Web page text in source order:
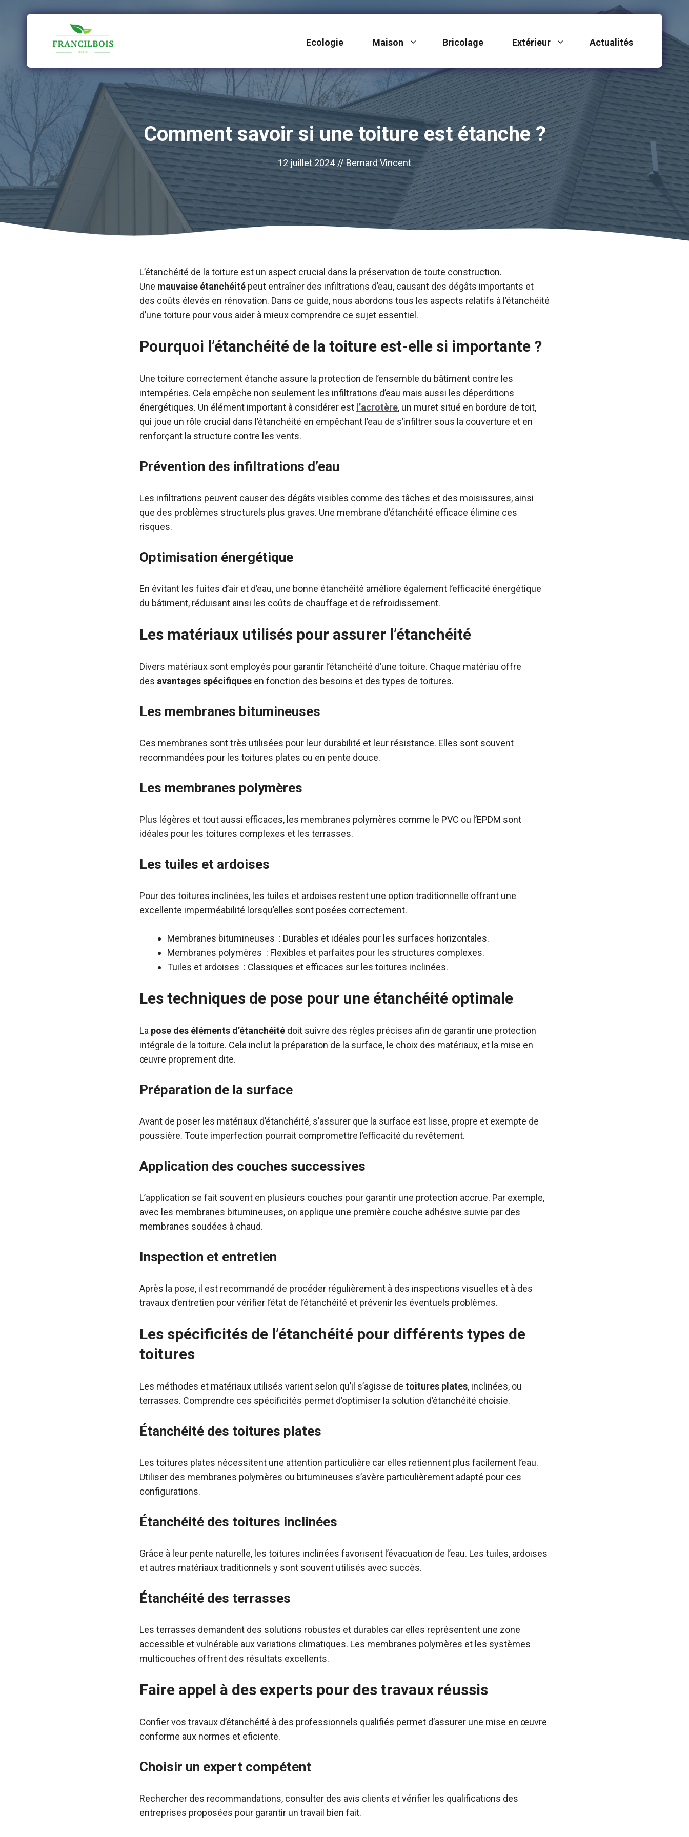
Ecologie Maison Bricolage Extérieur Actualités
Comment savoir si une toiture est étanche ?
12 juillet 2024 // Bernard Vincent
L’étanchéité de la toiture est un aspect crucial dans la préservation de toute construction.
Une mauvaise étanchéité peut entraîner des infiltrations d’eau, causant des dégâts importants et
des coûts élevés en rénovation. Dans ce guide, nous abordons tous les aspects relatifs à l’étanchéité
d’une toiture pour vous aider à mieux comprendre ce sujet essentiel.
Pourquoi l’étanchéité de la toiture est-elle si importante ?
Une toiture correctement étanche assure la protection de l’ensemble du bâtiment contre les
intempéries. Cela empêche non seulement les infiltrations d’eau mais aussi les déperditions
énergétiques. Un élément important à considérer est l’acrotère, un muret situé en bordure de toit,
qui joue un rôle crucial dans l’étanchéité en empêchant l’eau de s’infiltrer sous la couverture et en
renforçant la structure contre les vents.
Prévention des infiltrations d’eau
Les infiltrations peuvent causer des dégâts visibles comme des tâches et des moisissures, ainsi
que des problèmes structurels plus graves. Une membrane d’étanchéité efficace élimine ces
risques.
Optimisation énergétique
En évitant les fuites d’air et d’eau, une bonne étanchéité améliore également l’efficacité énergétique
du bâtiment, réduisant ainsi les coûts de chauffage et de refroidissement.
Les matériaux utilisés pour assurer l’étanchéité
Divers matériaux sont employés pour garantir l’étanchéité d’une toiture. Chaque matériau offre
des avantages spécifiques en fonction des besoins et des types de toitures.
Les membranes bitumineuses
Ces membranes sont très utilisées pour leur durabilité et leur résistance. Elles sont souvent
recommandées pour les toitures plates ou en pente douce.
Les membranes polymères
Plus légères et tout aussi efficaces, les membranes polymères comme le PVC ou l’EPDM sont
idéales pour les toitures complexes et les terrasses.
Les tuiles et ardoises
Pour des toitures inclinées, les tuiles et ardoises restent une option traditionnelle offrant une
excellente imperméabilité lorsqu’elles sont posées correctement.
Membranes bitumineuses : Durables et idéales pour les surfaces horizontales.
Membranes polymères : Flexibles et parfaites pour les structures complexes.
Tuiles et ardoises : Classiques et efficaces sur les toitures inclinées.
Les techniques de pose pour une étanchéité optimale
La pose des éléments d’étanchéité doit suivre des règles précises afin de garantir une protection
intégrale de la toiture. Cela inclut la préparation de la surface, le choix des matériaux, et la mise en
œuvre proprement dite.
Préparation de la surface
Avant de poser les matériaux d’étanchéité, s’assurer que la surface est lisse, propre et exempte de
poussière. Toute imperfection pourrait compromettre l’efficacité du revêtement.
Application des couches successives
L’application se fait souvent en plusieurs couches pour garantir une protection accrue. Par exemple,
avec les membranes bitumineuses, on applique une première couche adhésive suivie par des
membranes soudées à chaud.
Inspection et entretien
Après la pose, il est recommandé de procéder régulièrement à des inspections visuelles et à des
travaux d’entretien pour vérifier l’état de l’étanchéité et prévenir les éventuels problèmes.
Les spécificités de l’étanchéité pour différents types de
toitures
Les méthodes et matériaux utilisés varient selon qu’il s’agisse de toitures plates, inclinées, ou
terrasses. Comprendre ces spécificités permet d’optimiser la solution d’étanchéité choisie.
Étanchéité des toitures plates
Les toitures plates nécessitent une attention particulière car elles retiennent plus facilement l’eau.
Utiliser des membranes polymères ou bitumineuses s’avère particulièrement adapté pour ces
configurations.
Étanchéité des toitures inclinées
Grâce à leur pente naturelle, les toitures inclinées favorisent l’évacuation de l’eau. Les tuiles, ardoises
et autres matériaux traditionnels y sont souvent utilisés avec succès.
Étanchéité des terrasses
Les terrasses demandent des solutions robustes et durables car elles représentent une zone
accessible et vulnérable aux variations climatiques. Les membranes polymères et les systèmes
multicouches offrent des résultats excellents.
Faire appel à des experts pour des travaux réussis
Confier vos travaux d’étanchéité à des professionnels qualifiés permet d’assurer une mise en œuvre
conforme aux normes et eficiente.
Choisir un expert compétent
Rechercher des recommandations, consulter des avis clients et vérifier les qualifications des
entreprises proposées pour garantir un travail bien fait.